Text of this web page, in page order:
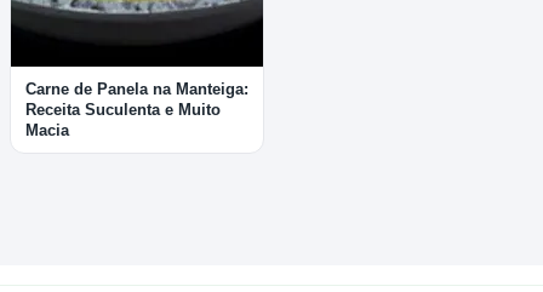
Carne de Panela na Manteiga:
Receita Suculenta e Muito
Macia